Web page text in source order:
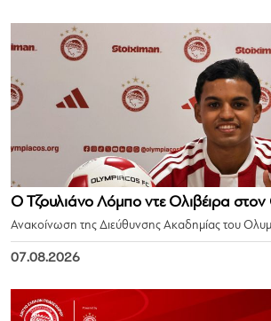
Ο Τζουλιάνο Λόμπο ντε Ολιβέιρα
Ανακοίνωση της Διεύθυνσης Ακαδημίας του
07.08.2026